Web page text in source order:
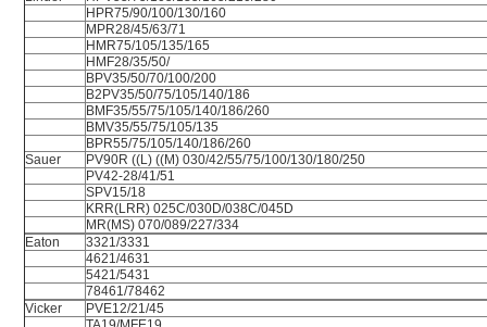
HPR75/90/100/130/160
MPR28/45/63/71
HMR75/105/135/165
HMF28/35/50/
BPV35/50/70/100/200
B2PV35/50/75/105/140/186
BMF35/55/75/105/140/186/260
BMV35/55/75/105/135
BPR55/75/105/140/186/260
Sauer
PV90R ((L) ((M) 030/42/55/75/100/130/180/250
PV42-28/41/51
SPV15/18
KRR(LRR) 025C/030D/038C/045D
MR(MS) 070/089/227/334
Eaton
3321/3331
4621/4631
5421/5431
78461/78462
Vicker
PVE12/21/45